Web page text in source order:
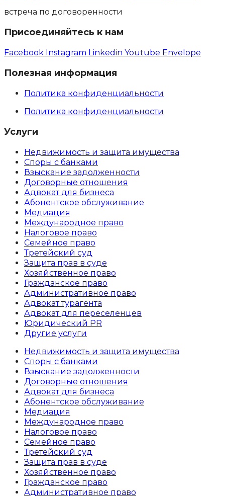
встреча по договоренности
Присоединяйтесь к нам
Facebook Instagram Linkedin Youtube Envelope
Полезная информация
Политика конфиденциальности
Политика конфиденциальности
Услуги
Недвижимость и защита имущества
Споры с банками
Взыскание задолженности
Договорные отношения
Адвокат для бизнеса
Абoнентское обслуживание
Медиация
Международное право
Налоговое право
Семейное право
Третейский суд
Защита прав в суде
Хозяйственное право
Гражданское право
Административное право
Адвокат турагента
Адвокат для переселенцев
Юридический PR
Другие услуги
Недвижимость и защита имущества
Споры с банками
Взыскание задолженности
Договорные отношения
Адвокат для бизнеса
Абoнентское обслуживание
Медиация
Международное право
Налоговое право
Семейное право
Третейский суд
Защита прав в суде
Хозяйственное право
Гражданское право
Административное право